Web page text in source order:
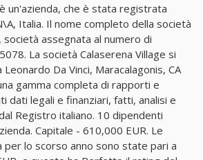
è un'azienda, che è stata registrata
Italia. Il nome completo della società
società assegnata al numero di
La società Calaserena Village si
Da Vinci, Maracalagonis, CA
gamma completa di rapporti e
dati legali e finanziari, fatti, analisi e
Registro italiano. 10 dipendenti
Capitale - 610,000 EUR. Le
per lo scorso anno sono state pari a